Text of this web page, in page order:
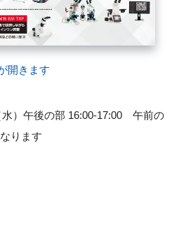
閉じる
開きます
水）午後の部 16:00-17:00 午前の
ります